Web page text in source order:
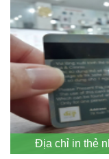
Địa chỉ in thẻ